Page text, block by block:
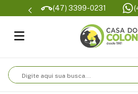
(47) 3399-0231
Digite aqui sua busca...